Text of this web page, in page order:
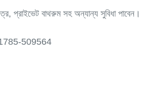
প্রাইভেট বাথরুম সহ অন্যান্য সুবিধা পাবেন।
01785-509564